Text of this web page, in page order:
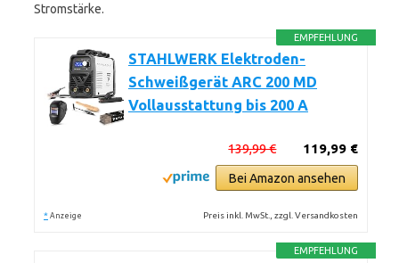
Stromstärke.
EMPFEHLUNG
STAHLWERK Elektroden-
Schweißgerät ARC 200 MD
Vollausstattung bis 200 A
119,99 €
139,99 €
Bei Amazon ansehen
* Anzeige Preis inkl. MwSt., zzgl. Versandkosten
EMPFEHLUNG